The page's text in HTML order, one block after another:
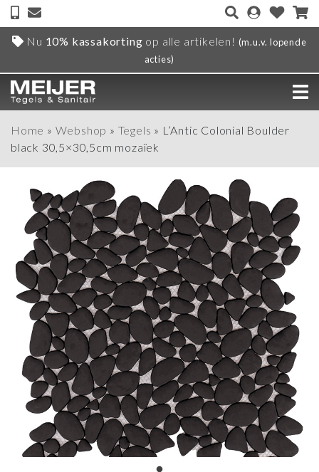
Nu 10% kassakorting op alle artikelen! (m.u.v. lopende
acties)
Home » Webshop » Tegels » L’Antic Colonial Boulder
black 30,5×30,5cm mozaïek